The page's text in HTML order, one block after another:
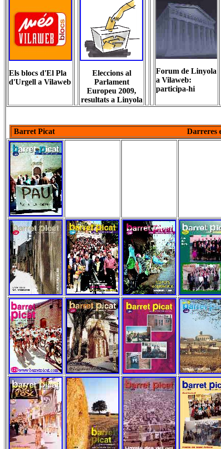
Els blocs d'El Pla
d'Urgell a Vilaweb
Eleccions al
Parlament
Europeu 2009,
resultats a Linyola
Forum de Linyola
a Vilaweb:
participa-hi
Barret Picat Darreres